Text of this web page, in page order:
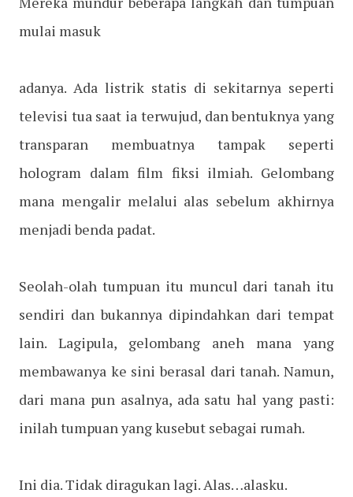
mulai masuk
adanya. Ada listrik statis di sekitarnya seperti
televisi tua saat ia terwujud, dan bentuknya yang
transparan membuatnya tampak seperti
hologram dalam film fiksi ilmiah. Gelombang
mana mengalir melalui alas sebelum akhirnya
menjadi benda padat.
Seolah-olah tumpuan itu muncul dari tanah itu
sendiri dan bukannya dipindahkan dari tempat
lain. Lagipula, gelombang aneh mana yang
membawanya ke sini berasal dari tanah. Namun,
dari mana pun asalnya, ada satu hal yang pasti:
inilah tumpuan yang kusebut sebagai rumah.
Ini dia. Tidak diragukan lagi. Alas…alasku.